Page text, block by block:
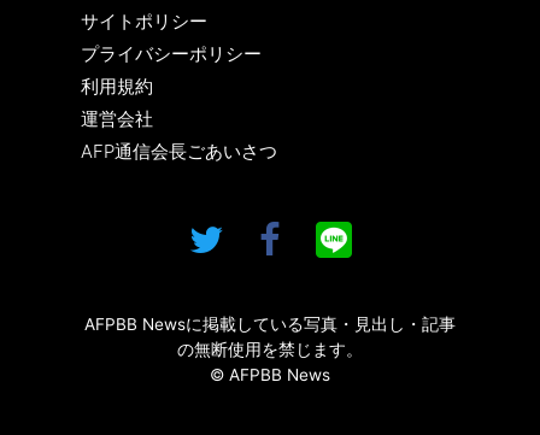
サイトポリシー
プライバシーポリシー
利用規約
運営会社
AFP通信会長ごあいさつ
AFPBB Newsに掲載している写真・見出し・記事
の無断使用を禁じます。
© AFPBB News